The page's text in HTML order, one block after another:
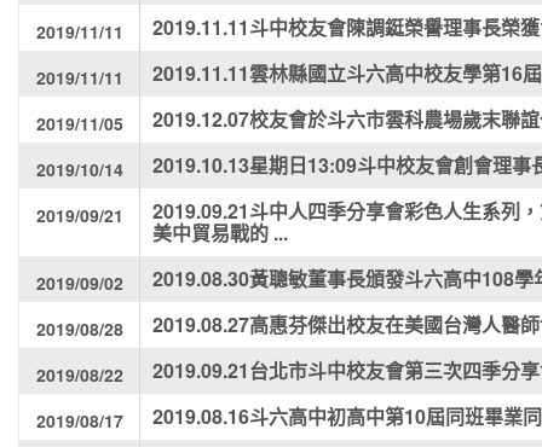
2019/11/11 2019.11.11斗中校友會陳調鋌榮譽理事長榮
2019/11/11 2019.11.11雲林縣國立斗六高中校友學第16
2019/11/05 2019.12.07校友會於斗六市雲科農場歲末聯
2019/10/14 2019.10.13星期日13:09斗中校友會創會理事
2019/09/21 2019.09.21斗中人四季分享會彩色人生系列
美中貿易戰的 ...
2019/09/02 2019.08.30黃聰敏董事長頒發斗六高中108
2019/08/28 2019.08.27高惠芬傑出校友在美國台灣人醫
2019/08/22 2019.09.21台北市斗中校友會第三次四季分
2019/08/17 2019.08.16斗六高中初高中第10屆同班畢業